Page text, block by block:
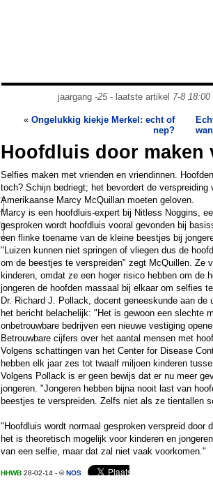
jaargang -25- laatste artikel 7-8 18:00
« Ongelukkig kiekje Merkel: echt of
nep?
Hoofdluis door maken
Selfies maken met vrienden en vriendinnen.
toch? Schijn bedriegt; het bevordert de
Amerikaanse Marcy McQuillan moeten geloven.
Marcy is een hoofdluis-expert bij Nitless Noggins,
gesproken wordt hoofdluis vooral gevonden bij
een flinke toename van de kleine beestjes bij
"Luizen kunnen niet springen of vliegen dus de
om de beestjes te verspreiden" zegt McQuillen. Ze
kinderen, omdat ze een hoger risico hebben om de
jongeren de hoofden massaal bij elkaar om selfies
Dr. Richard J. Pollack, docent geneeskunde aan
het bericht belachelijk: "Het is gewoon een slechte
onbetrouwbare bedrijven een nieuwe vestiging
Betrouwbare cijfers over het aantal mensen met
Volgens schattingen van het Center for Disease
hebben elk jaar zes tot twaalf miljoen kinderen
Volgens Pollack is er geen bewijs dat er nu meer
jongeren. "Jongeren hebben bijna nooit last van
beestjes te verspreiden. Zelfs niet als ze tientallen
"Hoofdluis wordt normaal gesproken verspreid door
het is theoretisch mogelijk voor kinderen en
van een selfie, maar dat zal niet vaak voorkomen."
HHWB 28-02-14 - ©NOS